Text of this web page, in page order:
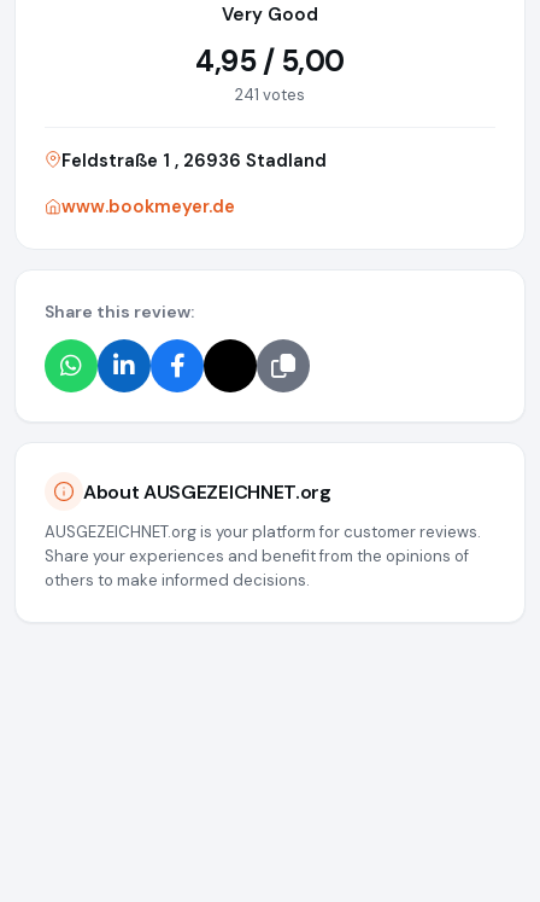
Very Good
4,95 / 5,00
241 votes
Feldstraße 1 , 26936 Stadland
www.bookmeyer.de
Share this review:
About AUSGEZEICHNET.org
AUSGEZEICHNET.org is your platform for customer reviews.
Share your experiences and benefit from the opinions of
others to make informed decisions.